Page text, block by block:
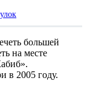
большей
на месте
в 2005 году.